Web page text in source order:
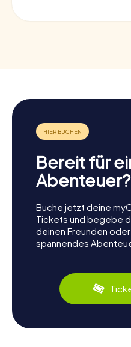
Bereit für
Abenteuer?
Buche jetzt deine
Tickets und begebe
deinen Freunden
spannendes